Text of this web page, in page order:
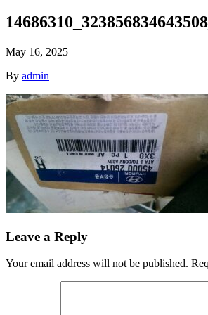
May 16, 2025
By admin
Leave a Reply
Your email address will not be published.